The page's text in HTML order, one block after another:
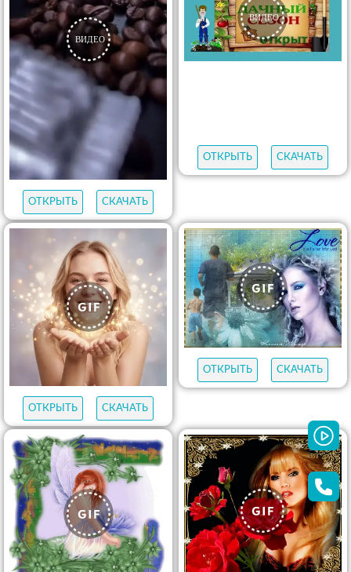
ОТКРЫТЬ СКАЧАТЬ
ОТКРЫТЬ СКАЧАТЬ
ОТКРЫТЬ СКАЧАТЬ
ОТКРЫТЬ СКАЧАТЬ